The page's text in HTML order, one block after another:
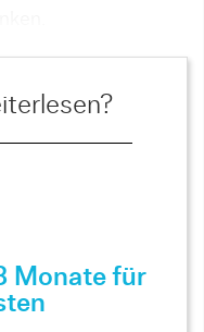
Monate für